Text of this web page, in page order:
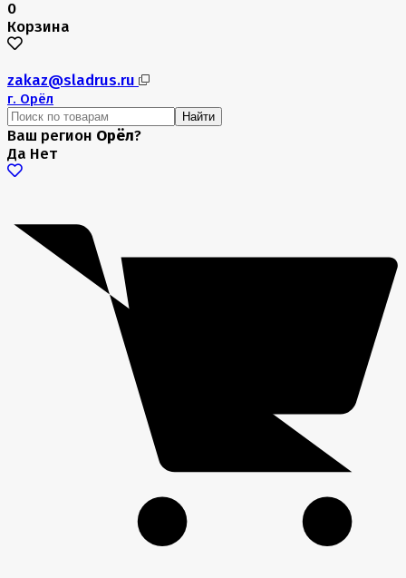
0
Корзина
zakaz@sladrus.ru
г. Орёл
Найти
Ваш регион Орёл?
Да Нет